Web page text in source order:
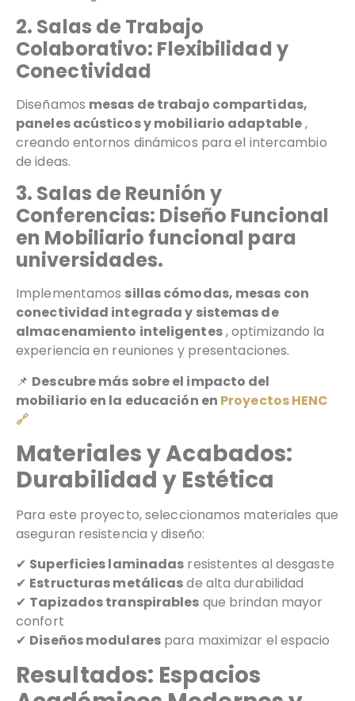
2. Salas de Trabajo
Colaborativo: Flexibilidad y
Conectividad
Diseñamos mesas de trabajo compartidas,
paneles acústicos y mobiliario adaptable,
creando entornos dinámicos para el intercambio
de ideas.
3. Salas de Reunión y
Conferencias: Diseño Funcional
en Mobiliario funcional para
universidades.
Implementamos sillas cómodas, mesas con
conectividad integrada y sistemas de
almacenamiento inteligentes, optimizando la
experiencia en reuniones y presentaciones.
📌 Descubre más sobre el impacto del
mobiliario en la educación en Proyectos HENC
🔗
Materiales y Acabados:
Durabilidad y Estética
Para este proyecto, seleccionamos materiales que
aseguran resistencia y diseño:
✔ Superficies laminadas resistentes al desgaste
✔ Estructuras metálicasde alta durabilidad
✔ Tapizados transpirables que brindan mayor
confort
✔ Diseños modularespara maximizar el espacio
Resultados: Espacios